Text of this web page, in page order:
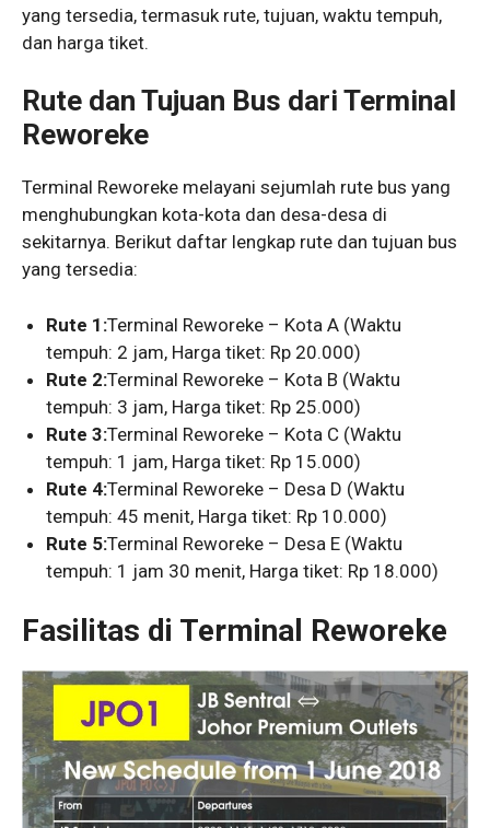
yang tersedia, termasuk rute, tujuan, waktu tempuh,
dan harga tiket.
Rute dan Tujuan Bus dari Terminal
Reworeke
Terminal Reworeke melayani sejumlah rute bus yang
menghubungkan kota-kota dan desa-desa di
sekitarnya. Berikut daftar lengkap rute dan tujuan bus
yang tersedia:
Rute 1:Terminal Reworeke – Kota A (Waktu
tempuh: 2 jam, Harga tiket: Rp 20.000)
Rute 2:Terminal Reworeke – Kota B (Waktu
tempuh: 3 jam, Harga tiket: Rp 25.000)
Rute 3:Terminal Reworeke – Kota C (Waktu
tempuh: 1 jam, Harga tiket: Rp 15.000)
Rute 4:Terminal Reworeke – Desa D (Waktu
tempuh: 45 menit, Harga tiket: Rp 10.000)
Rute 5:Terminal Reworeke – Desa E (Waktu
tempuh: 1 jam 30 menit, Harga tiket: Rp 18.000)
Fasilitas di Terminal Reworeke